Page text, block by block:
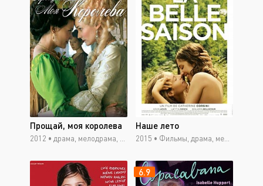
Прощай, моя королева
2012 • драма, мелодрама, исторический, Фильмы
Наше лето
2015 • Фильмы, драма, мелодрама, боевик, мюзикл, ток-шоу
6.9